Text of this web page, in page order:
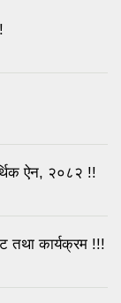
ऐन, २०८२ !!
तथा कार्यक्रम !!!